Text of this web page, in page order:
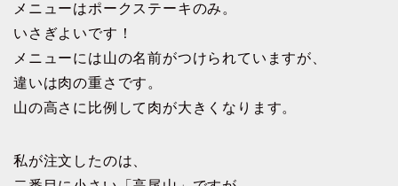
メニューはポークステーキのみ。
いさぎよいです！
メニューには山の名前がつけられていますが、
違いは肉の重さです。
山の高さに比例して肉が大きくなります。
私が注文したのは、